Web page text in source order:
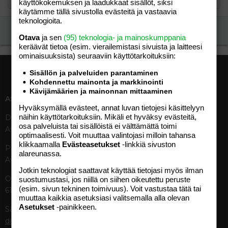
ASIAKASPALVELU
Digipalvelut (09) 156 6227
Avoinna ma–pe 8–19
Painettu lehti (09) 156 665
Avoinna ma–pe 8–19
Otavamedian vaihde (09) 156
61
Sähköposti (digi)
digi@otavamedia.fi
Tekniset tiedot, aikataulut ja
ilmoitushinnat
Tietoa verkon kävijöistä
Käyttöehdot
TUOTTEET
käyttökokemuksen ja laadukkaat sisällöt, siksi
käytämme tällä sivustolla evästeitä ja vastaavia
teknologioita.
Otavaja sen (95) teknologia- ja mainoskumppania
keräävät tietoa (esim. vierailemis­tasi sivuista ja laitteesi
ominaisuuk­sista) seuraaviin käyttötarkoituksiin:
Sisällön ja palveluiden parantaminen
Kohdennettu mainonta ja markkinointi
Kävijämäärien ja mainonnan mittaaminen
Hyväksymällä evästeet, annat luvan tietojesi käsittelyyn
näihin käyttötarkoituksiin. Mikäli et hyväksy evästeitä,
osa palveluista tai sisällöistä ei välttämättä toimi
optimaalisesti. Voit muuttaa valintojasi milloin tahansa
klikkaamalla Evästeasetukset -linkkiä sivuston
alareunassa.
Jotkin teknologiat saattavat käyttää tietojasi myös ilman
suostumustasi, jos niillä on siihen oikeutettu peruste
(esim. sivun tekninen toimivuus). Voit vastustaa tätä tai
muuttaa kaikkia asetuksiasi valitsemalla alla olevan
Asetukset -painikkeen.